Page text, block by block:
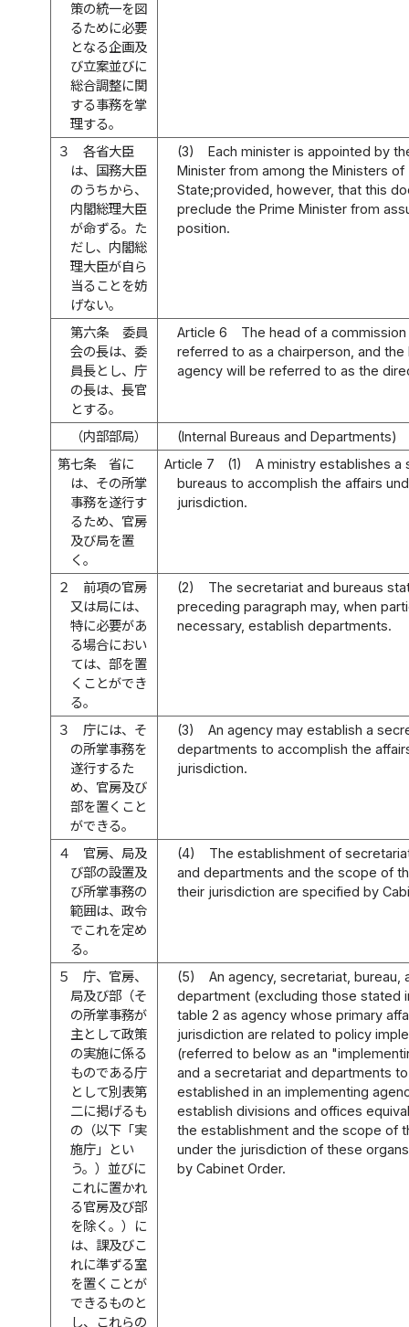
策の統一を図
るために必要
となる企画及
び立案並びに
総合調整に関
する事務を掌
理する。
３
各省大臣
は、国務大臣
のうちから、
内閣総理大臣
が命ずる。た
だし、内閣総
理大臣が自ら
当ることを妨
げない。
(3)
Each minister is appointed by
Minister from among the Ministers of
State;provided, however, that this
preclude the Prime Minister from
position.
第六条
委員
会の長は、委
員長とし、庁
の長は、長官
とする。
Article 6
The head of a
referred to as a chairperson, and the
agency will be referred to as the
（内部部局）
(Internal Bureaus and Departments)
第七条
省に
は、その所掌
事務を遂行す
るため、官房
及び局を置
く。
Article 7 (1)
A ministry establishes a
bureaus to accomplish the affairs
jurisdiction.
２
前項の官房
又は局には、
特に必要があ
る場合におい
ては、部を置
くことができ
る。
(2)
The secretariat and bureaus
preceding paragraph may, when
necessary, establish departments.
３
庁には、そ
の所掌事務を
遂行するた
め、官房及び
部を置くこと
ができる。
(3)
An agency may establish a
departments to accomplish the
jurisdiction.
４
官房、局及
び部の設置及
び所掌事務の
範囲は、政令
でこれを定め
る。
(4)
The establishment of
and departments and the scope of
their jurisdiction are specified by
５
庁、官房、
局及び部（そ
の所掌事務が
主として政策
の実施に係る
ものである庁
として別表第
二に掲げるも
の（以下「実
施庁」とい
う。）並びに
これに置かれ
る官房及び部
を除く。）に
は、課及びこ
れに準ずる室
を置くことが
できるものと
し、これらの
(5)
An agency, secretariat, bureau,
department (excluding those stated
table 2 as agency whose primary
jurisdiction are related to policy
(referred to below as an
and a secretariat and departments
established in an implementing
establish divisions and offices
the establishment and the scope of
under the jurisdiction of these
by Cabinet Order.